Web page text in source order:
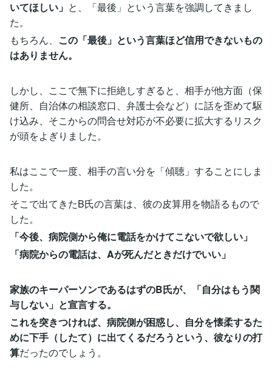
いてほしい」 と、「最後」という言葉を強調してきまし
た。
もちろん、 この「最後」という言葉ほど信用できないもの
はありません。
しかし、ここで無下に拒絶しすぎると、相手が他方面（保
健所、自治体の相談窓口、弁護士会など）に話を歪めて駆
け込み、そこからの問合せ対応が不必要に拡大するリスク
が頭をよぎりました。
私はここで一度、相手の言い分を「傾聴」することにしま
した。
そこで出てきたB氏の言葉は、彼の皮算用を物語るもので
した。
「今後、病院側から俺に電話をかけてこないで欲しい」
「病院からの電話は、Aが死んだときだけでいい」
家族のキーパーソンであるはずのB氏が、「自分はもう関
与しない」と宣言する。
これを突きつければ、病院側が困惑し、自分を懐柔するた
めに下手（したて）に出てくるだろうという、彼なりの打
算だったのでしょう。